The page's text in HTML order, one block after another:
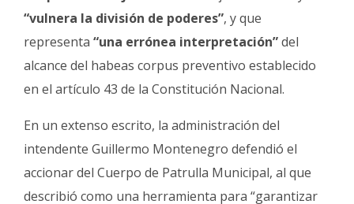
“vulnera la división de poderes”, y que
representa “una errónea interpretación”del
alcance del habeas corpus preventivo establecido
en el artículo 43 de la Constitución Nacional.
En un extenso escrito, la administración del
intendente Guillermo Montenegro defendió el
accionar del Cuerpo de Patrulla Municipal, al que
describió como una herramienta para “garantizar